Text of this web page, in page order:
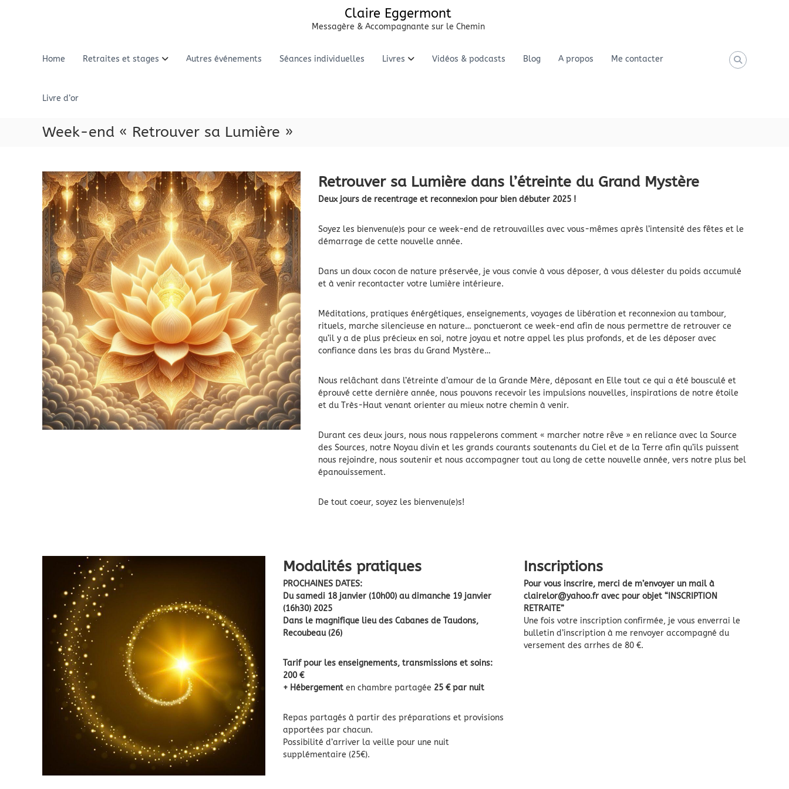
Claire Eggermont
Messagère & Accompagnante sur le Chemin
Home Retraites et stages Autres événements Séances individuelles Livres Vidéos & podcasts Blog A propos Me contacter
Livre d’or
Week-end « Retrouver sa Lumière »
Retrouver sa Lumière dans l’étreinte du Grand Mystère
Deux jours de recentrage et reconnexion pour bien débuter 2025 !
Soyez les bienvenu(e)s pour ce week-end de retrouvailles avec vous-mêmes après l’intensité des fêtes et le
démarrage de cette nouvelle année.
Dans un doux cocon de nature préservée, je vous convie à vous déposer, à vous délester du poids accumulé
et à venir recontacter votre lumière intérieure.
Méditations, pratiques énérgétiques, enseignements, voyages de libération et reconnexion au tambour,
rituels, marche silencieuse en nature… ponctueront ce week-end afin de nous permettre de retrouver ce
qu’il y a de plus précieux en soi, notre joyau et notre appel les plus profonds, et de les déposer avec
confiance dans les bras du Grand Mystère…
Nous relâchant dans l’étreinte d’amour de la Grande Mère, déposant en Elle tout ce qui a été bousculé et
éprouvé cette dernière année, nous pouvons recevoir les impulsions nouvelles, inspirations de notre étoile
et du Très-Haut venant orienter au mieux notre chemin à venir.
Durant ces deux jours, nous nous rappelerons comment « marcher notre rêve » en reliance avec la Source
des Sources, notre Noyau divin et les grands courants soutenants du Ciel et de la Terre afin qu’ils puissent
nous rejoindre, nous soutenir et nous accompagner tout au long de cette nouvelle année, vers notre plus bel
épanouissement.
De tout coeur, soyez les bienvenu(e)s!
Modalités pratiques
PROCHAINES DATES:
Du samedi 18 janvier (10h00) au dimanche 19 janvier
(16h30) 2025
Dans le magnifique lieu des Cabanes de Taudons,
Recoubeau (26)
Tarif pour les enseignements, transmissions et soins:
200 €
+ Hébergement en chambre partagée 25 € par nuit
Repas partagés à partir des préparations et provisions
apportées par chacun.
Possibilité d’arriver la veille pour une nuit
supplémentaire (25€).
Inscriptions
Pour vous inscrire, merci de m’envoyer un mail à
clairelor@yahoo.fr avec pour objet “INSCRIPTION
RETRAITE”
Une fois votre inscription confirmée, je vous enverrai le
bulletin d’inscription à me renvoyer accompagné du
versement des arrhes de 80 €.